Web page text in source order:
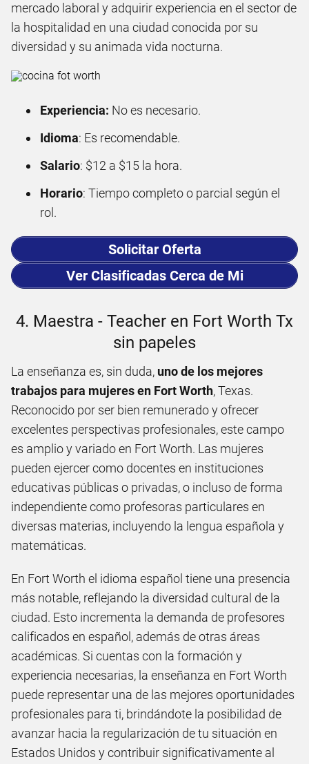
mercado laboral y adquirir experiencia en el sector de
la hospitalidad en una ciudad conocida por su
diversidad y su animada vida nocturna.
Experiencia: No es necesario.
Idioma: Es recomendable.
Salario: $12 a $15 la hora.
Horario: Tiempo completo o parcial según el
rol.
Solicitar Oferta
Ver Clasificadas Cerca de Mi
4. Maestra - Teacher en Fort Worth Tx
sin papeles
La enseñanza es, sin duda, uno de los mejores
trabajos para mujeres en Fort Worth, Texas.
Reconocido por ser bien remunerado y ofrecer
excelentes perspectivas profesionales, este campo
es amplio y variado en Fort Worth. Las mujeres
pueden ejercer como docentes en instituciones
educativas públicas o privadas, o incluso de forma
independiente como profesoras particulares en
diversas materias, incluyendo la lengua española y
matemáticas.
En Fort Worth el idioma español tiene una presencia
más notable, reflejando la diversidad cultural de la
ciudad. Esto incrementa la demanda de profesores
calificados en español, además de otras áreas
académicas. Si cuentas con la formación y
experiencia necesarias, la enseñanza en Fort Worth
puede representar una de las mejores oportunidades
profesionales para ti, brindándote la posibilidad de
avanzar hacia la regularización de tu situación en
Estados Unidos y contribuir significativamente al